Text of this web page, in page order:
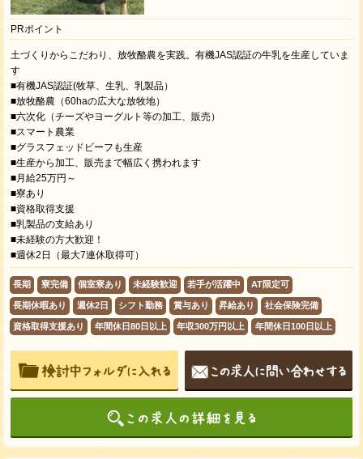
PRポイント
土づくりからこだわり、放牧酪農を実践。有機JAS認証の牛乳を生産していま
す
■有機JAS認証(牧草、生乳、乳製品）
■放牧酪農（60haの広大な放牧地）
■六次化（チーズやヨーグルト等の加工、販売）
■スマート農業
■グラスフェッドビーフも生産
■生産から加工、販売まで幅広く携われます
■月給25万円～
■寮あり
■資格取得支援
■乳製品の支給あり
■未経験の方大歓迎！
■週休2日（最大7連休取得可）
長期 寮完備 個室寮あり 未経験歓迎 若手が活躍中 AT限定可
長期休暇あり 週休2日 シフト勤務 賞与あり 昇給あり 社会保険完備
資格取得支援あり 年間休日80日以上 年収300万円以上 年間休日100日以上